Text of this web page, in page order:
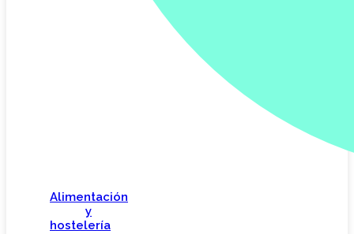
Alimentación
y
hostelería